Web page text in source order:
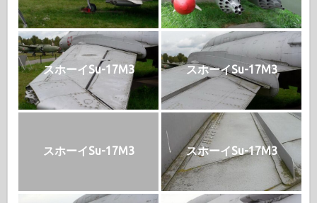
スホーイSu-17M3 スホーイSu-17M3
スホーイSu-17M3 スホーイSu-17M3